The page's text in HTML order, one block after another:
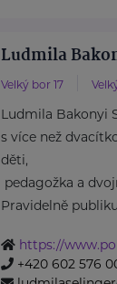
Ludmila
Velký bor 17
Ludmila Bakonyi
s více než
děti,
pedagožka a
Pravidelně
https://
+420 602 576